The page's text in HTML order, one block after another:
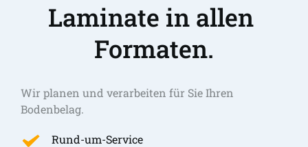
Laminate in allen
Formaten.
Wir planen und verarbeiten für Sie Ihren
Bodenbelag.
Rund-um-Service